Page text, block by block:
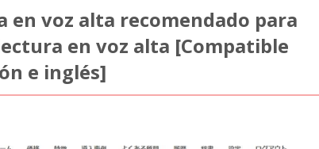
en voz alta recomendado para
en voz alta [Compatible
e inglés]